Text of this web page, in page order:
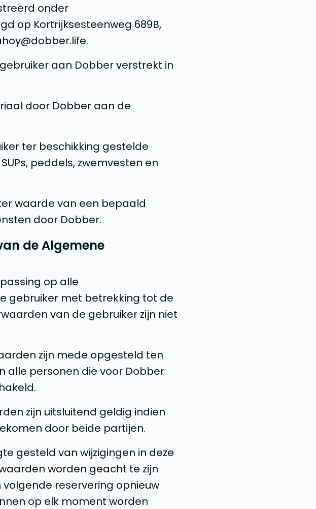
onder
op Kortrijksesteenweg 689B,
aan Dobber verstrekt in
door Dobber aan de
ter beschikking gestelde
peddels, zwemvesten en
waarde van een bepaald
door Dobber.
de Algemene
op alle
gebruiker met betrekking tot de
van de gebruiker zijn niet
zijn mede opgesteld ten
alle personen die voor Dobber
zijn uitsluitend geldig indien
door beide partijen.
gesteld van wijzigingen in deze
worden geacht te zijn
reservering opnieuw
op elk moment worden